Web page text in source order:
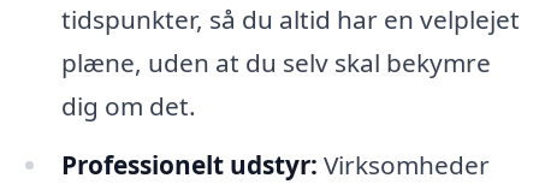
tidspunkter, så du altid har en velplejet
plæne, uden at du selv skal bekymre
dig om det.
Professionelt udstyr: Virksomheder